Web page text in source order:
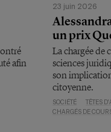
afin
23 juin 2026
un prix
La chargée de
sciences
son
citoyenne.
SOCIÉTÉ TÊTES
CHARGÉS DE